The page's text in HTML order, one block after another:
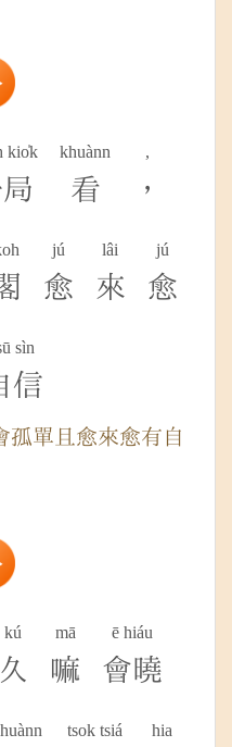
kio̍k khuànn
看
,
，
jú
愈
lâi
來
jú
愈
sìn
信
孤單且愈來愈有自
kú
久
mā
嘛
ē hiáu
會曉
tsok tsiá hia